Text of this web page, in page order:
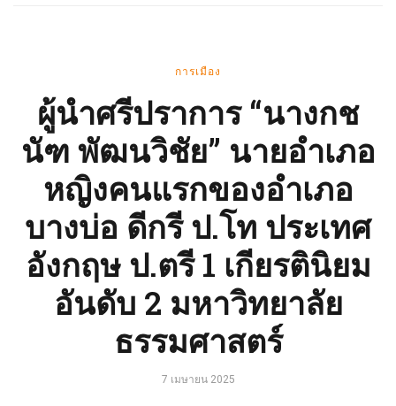
การเมือง
ผู้นำศรีปราการ “นางกช
นัฑ พัฒนวิชัย” นายอำเภอ
หญิงคนแรกของอำเภอ
บางบ่อ ดีกรี ป.โท ประเทศ
อังกฤษ ป.ตรี 1 เกียรตินิยม
อันดับ 2 มหาวิทยาลัย
ธรรมศาสตร์
7 เมษายน 2025